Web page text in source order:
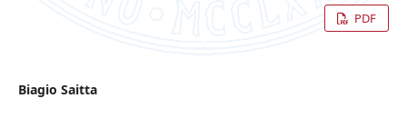
PDF
Biagio Saitta